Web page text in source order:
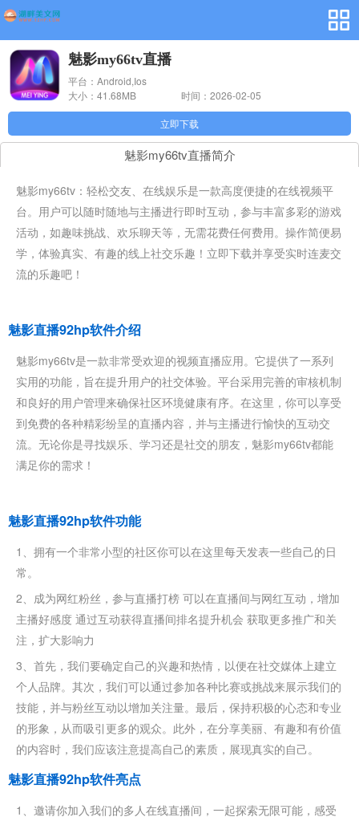
魅影my66tv直播
平台：Android,Ios
大小：41.68MB
时间：2026-02-05
立即下载
魅影my66tv直播简介
魅影my66tv：轻松交友、在线娱乐是一款高度便捷的在线视频平
台。用户可以随时随地与主播进行即时互动，参与丰富多彩的游戏
活动，如趣味挑战、欢乐聊天等，无需花费任何费用。操作简便易
学，体验真实、有趣的线上社交乐趣！立即下载并享受实时连麦交
流的乐趣吧！
魅影直播92hp软件介绍
魅影my66tv是一款非常受欢迎的视频直播应用。它提供了一系列
实用的功能，旨在提升用户的社交体验。平台采用完善的审核机制
和良好的用户管理来确保社区环境健康有序。在这里，你可以享受
到免费的各种精彩纷呈的直播内容，并与主播进行愉快的互动交
流。无论你是寻找娱乐、学习还是社交的朋友，魅影my66tv都能
满足你的需求！
魅影直播92hp软件功能
1、拥有一个非常小型的社区你可以在这里每天发表一些自己的日
常。
2、成为网红粉丝，参与直播打榜 可以在直播间与网红互动，增加
主播好感度 通过互动获得直播间排名提升机会 获取更多推广和关
注，扩大影响力
3、首先，我们要确定自己的兴趣和热情，以便在社交媒体上建立
个人品牌。其次，我们可以通过参加各种比赛或挑战来展示我们的
技能，并与粉丝互动以增加关注量。最后，保持积极的心态和专业
的形象，从而吸引更多的观众。此外，在分享美丽、有趣和有价值
的内容时，我们应该注意提高自己的素质，展现真实的自己。
魅影直播92hp软件亮点
1、邀请你加入我们的多人在线直播间，一起探索无限可能，感受